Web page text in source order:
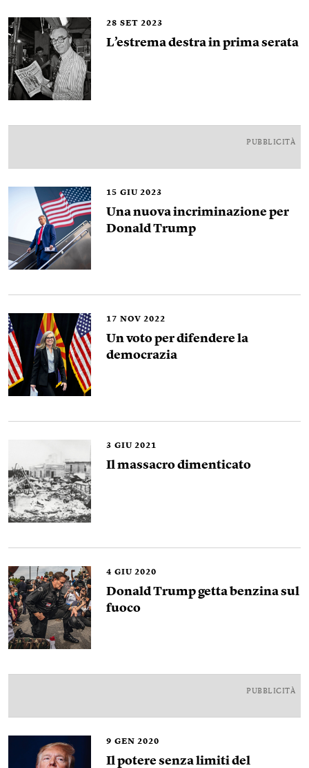
28 SET 2023
L’estrema destra in prima serata
PUBBLICITÀ
15 GIU 2023
Una nuova incriminazione per
Donald Trump
17 NOV 2022
Un voto per difendere la
democrazia
3 GIU 2021
Il massacro dimenticato
4 GIU 2020
Donald Trump getta benzina sul
fuoco
PUBBLICITÀ
9 GEN 2020
Il potere senza limiti del